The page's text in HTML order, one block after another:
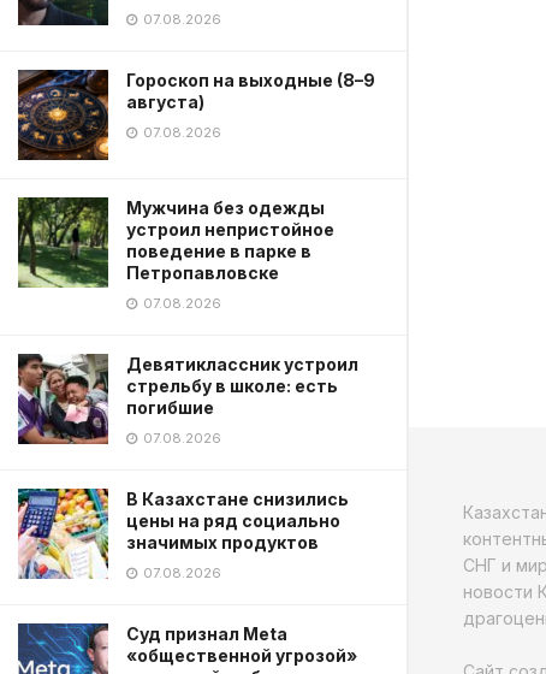
07.08.2026
Гороскоп на выходные (8–9
августа)
07.08.2026
Мужчина без одежды
устроил непристойное
поведение в парке в
Петропавловске
07.08.2026
Девятиклассник устроил
стрельбу в школе: есть
погибшие
07.08.2026
В Казахстане снизились
цены на ряд социально
значимых продуктов
07.08.2026
Суд признал Meta
«общественной угрозой»
СНГ и
новости